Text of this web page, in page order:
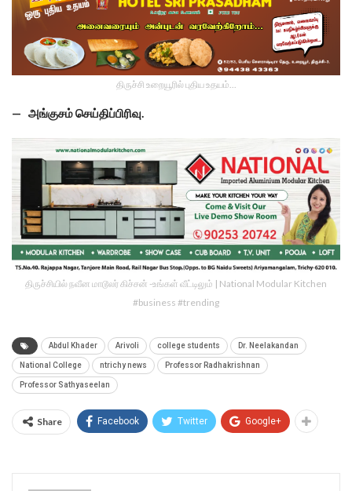
திருச்சி உறையூரில் புதிய உதயம்...
— அங்குசம் செய்திப்பிரிவு.
திருச்சியில் நவீன மாடூலர் கிச்சன் -உங்கள் வீட்டிலும் | National Modular Kitchen
#business #trending
Abdul Khader Arivoli college students Dr. Neelakandan
National College ntrichy news Professor Radhakrishnan
Professor Sathyaseelan
Share Facebook Twitter Google+